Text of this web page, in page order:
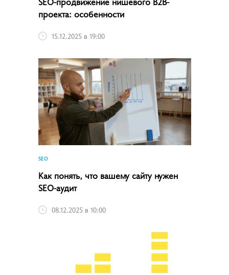
проекта: особенности
15.12.2025 в 19:00
SEO
Как понять, что вашему сайту нужен
SEO-аудит
08.12.2025 в 10:00